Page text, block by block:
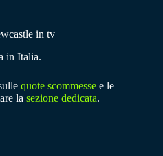
in tv
in Italia.
quote scommesse e le
la sezione dedicata.